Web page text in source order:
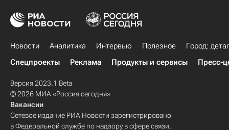
Новости Аналитика Интервью Полезное
Город:
Спецпроекты
Реклама Продукты и сервисы Пресс-
Версия 2023.1 Beta
© 2026 МИА «Россия сегодня»
Вакансии
Сетевое издание РИА Новости зарегистрировано
в Федеральной службе по надзору в сфере связи,